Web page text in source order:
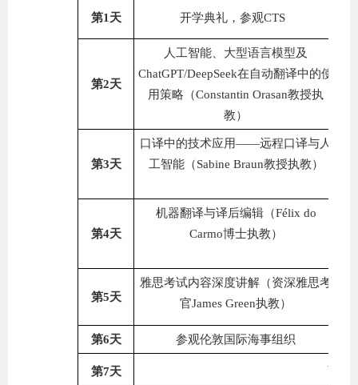
第1 天 开学典礼，参观CTS
第2天
人工智能、大型语言模型及
ChatGPT/DeepSeek在自动翻译中的使
用策略 （Constantin Orasan教授执
教）
第3天
口译中的技术应用——远程口译与人
工智能（Sabine Braun教授执教）
第4天
机器翻译与译后编辑（Félix do
Carmo博士执教）
第5天
雅思考试内容深度讲解（资深雅思考
官James Green执教）
第6天 参观伦敦国际海事组织
第7天 剑桥